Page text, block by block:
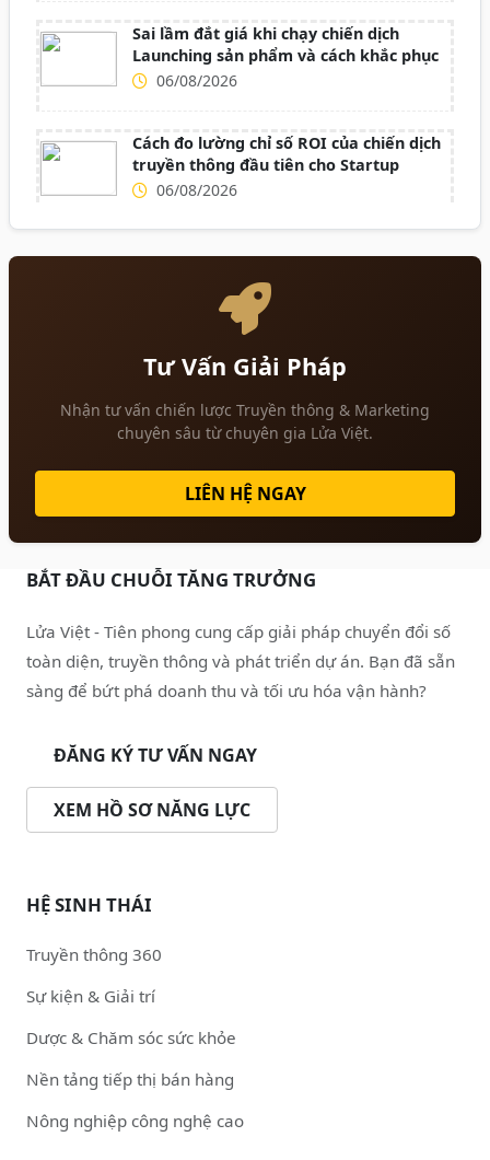
Sai lầm đắt giá khi chạy chiến dịch
Launching sản phẩm và cách khắc phục
06/08/2026
Cách đo lường chỉ số ROI của chiến dịch
truyền thông đầu tiên cho Startup
06/08/2026
Tư Vấn Giải Pháp
Nhận tư vấn chiến lược Truyền thông & Marketing
chuyên sâu từ chuyên gia Lửa Việt.
LIÊN HỆ NGAY
BẮT ĐẦU CHUỖI TĂNG TRƯỞNG
Lửa Việt - Tiên phong cung cấp giải pháp chuyển đổi số
toàn diện, truyền thông và phát triển dự án. Bạn đã sẵn
sàng để bứt phá doanh thu và tối ưu hóa vận hành?
ĐĂNG KÝ TƯ VẤN NGAY
XEM HỒ SƠ NĂNG LỰC
HỆ SINH THÁI
Truyền thông 360
Sự kiện & Giải trí
Dược & Chăm sóc sức khỏe
Nền tảng tiếp thị bán hàng
Nông nghiệp công nghệ cao